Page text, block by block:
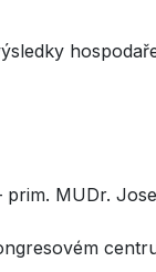
MUDr.